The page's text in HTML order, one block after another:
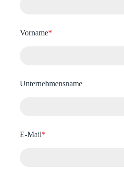
Vorname*
Unternehmensname
E-Mail*